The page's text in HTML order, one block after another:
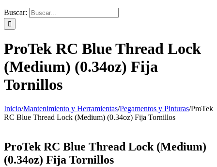
Buscar:
ProTek RC Blue Thread Lock
(Medium) (0.34oz) Fija
Tornillos
Inicio/Mantenimiento y Herramientas/Pegamentos y Pinturas/ProTek
RC Blue Thread Lock (Medium) (0.34oz) Fija Tornillos
ProTek RC Blue Thread Lock (Medium)
(0.34oz) Fija Tornillos